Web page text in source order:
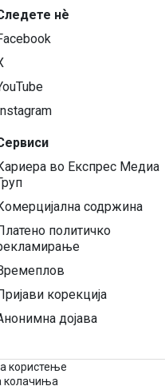
нѐ
Instagram
во Експрес Медиа
содржина
политичко
корекција
дојава
користење
колачиња